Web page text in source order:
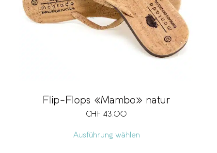
Flip-Flops «Mambo» natur
CHF 43.00
Ausführung wählen